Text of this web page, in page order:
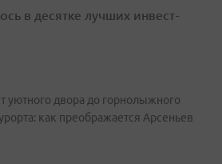
в десятке лучших инвест-
уютного двора до горнолыжного
как преображается Арсеньев